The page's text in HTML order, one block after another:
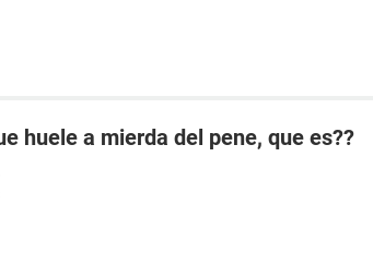
huele a mierda del pene, que es??